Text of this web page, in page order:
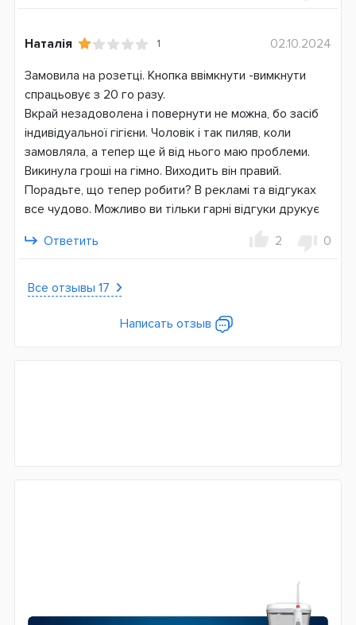
12
Тип использования
Стационарный
Система питания
Электросеть
Аккумулятор
Страна производитель
Китай
Германия
24 месяца
Наталія 1
02.10.2024
Замовила на розетці. Кнопка ввімкнути -вимкнути
спрацьовує з 20 го разу.
Вкрай незадоволена і повернути не можна, бо засіб
індивідуальної гігієни. Чоловік і так пиляв, коли
замовляла, а тепер ще й від нього маю проблеми.
Викинула гроші на гімно. Виходить він правий.
Порадьте, що тепер робити? В рекламі та відгуках
все чудово. Можливо ви тільки гарні відгуки друкує
Ответить
2 0
Все отзывы 17
Написать отзыв